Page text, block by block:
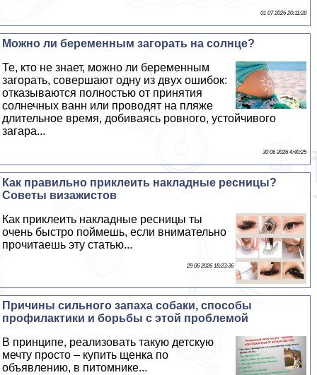
01 07 2026 20:11:28
Можно ли беременным загорать на солнце?
Те, кто не знает, можно ли беременным
загорать, совершают одну из двух ошибок:
отказываются полностью от принятия
солнечных ванн или проводят на пляже
длительное время, добиваясь ровного, устойчивого
загара...
30 06 2026 4:40:25
Как правильно приклеить накладные ресницы?
Советы визажистов
Как приклеить накладные ресницы ты
очень быстро поймешь, если внимательно
прочитаешь эту статью...
29 06 2026 18:23:36
Причины сильного запаха собаки, способы
профилактики и борьбы с этой проблемой
В принципе, реализовать такую детскую
мечту просто – купить щенка по
объявлению, в питомнике...